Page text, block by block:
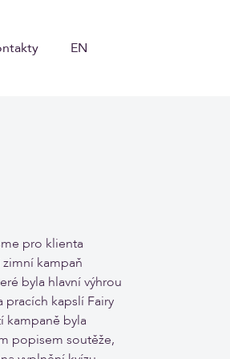
EN
pro klienta
kampaň
byla hlavní výhrou
pracích kapslí Fairy
kampaně byla
popisem soutěže,